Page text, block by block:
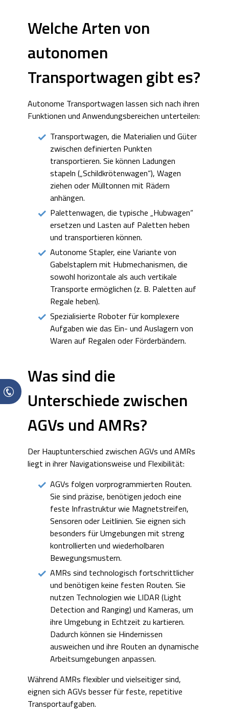
Welche Arten von
autonomen
Transportwagen gibt es?
Autonome Transportwagen lassen sich nach ihren
Funktionen und Anwendungsbereichen unterteilen:
Transportwagen, die Materialien und Güter
zwischen definierten Punkten
transportieren. Sie können Ladungen
stapeln („Schildkrötenwagen“), Wagen
ziehen oder Mülltonnen mit Rädern
anhängen.
Palettenwagen, die typische „Hubwagen“
ersetzen und Lasten auf Paletten heben
und transportieren können.
Autonome Stapler, eine Variante von
Gabelstaplern mit Hubmechanismen, die
sowohl horizontale als auch vertikale
Transporte ermöglichen (z. B. Paletten auf
Regale heben).
Spezialisierte Roboter für komplexere
Aufgaben wie das Ein- und Auslagern von
Waren auf Regalen oder Förderbändern.
Was sind die
Unterschiede zwischen
AGVs und AMRs?
Der Hauptunterschied zwischen AGVs und AMRs
liegt in ihrer Navigationsweise und Flexibilität:
AGVs folgen vorprogrammierten Routen.
Sie sind präzise, benötigen jedoch eine
feste Infrastruktur wie Magnetstreifen,
Sensoren oder Leitlinien. Sie eignen sich
besonders für Umgebungen mit streng
kontrollierten und wiederholbaren
Bewegungsmustern.
AMRs sind technologisch fortschrittlicher
und benötigen keine festen Routen. Sie
nutzen Technologien wie LIDAR (Light
Detection and Ranging) und Kameras, um
ihre Umgebung in Echtzeit zu kartieren.
Dadurch können sie Hindernissen
ausweichen und ihre Routen an dynamische
Arbeitsumgebungen anpassen.
Während AMRs flexibler und vielseitiger sind,
eignen sich AGVs besser für feste, repetitive
Transportaufgaben.